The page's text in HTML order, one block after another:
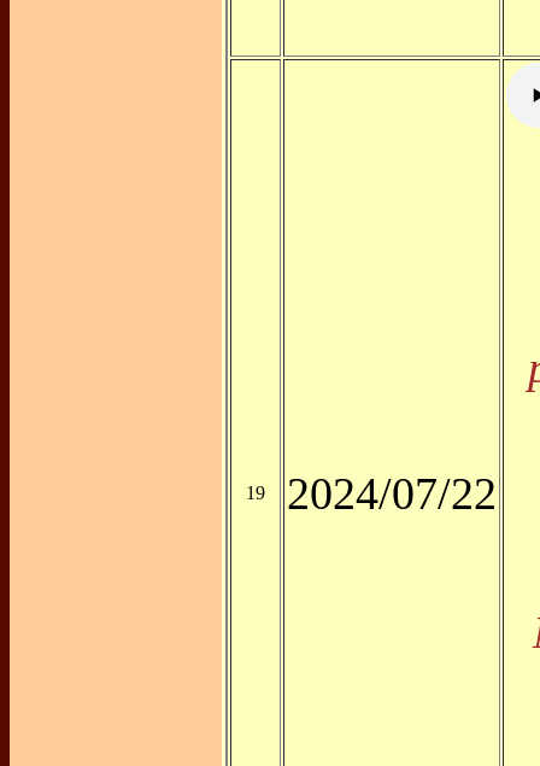
19 2024/07/22